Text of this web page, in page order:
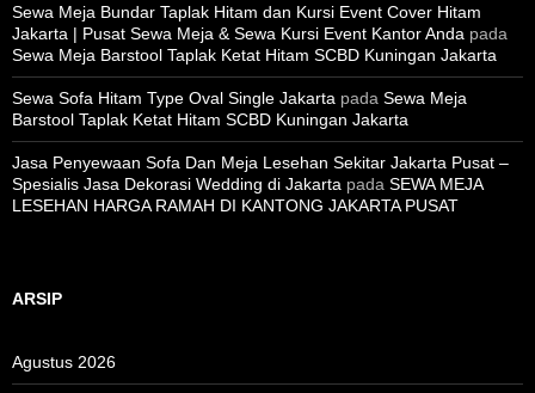
Sewa Meja Bundar Taplak Hitam dan Kursi Event Cover Hitam
Jakarta | Pusat Sewa Meja & Sewa Kursi Event Kantor Anda pada
Sewa Meja Barstool Taplak Ketat Hitam SCBD Kuningan Jakarta
Sewa Sofa Hitam Type Oval Single Jakarta pada Sewa Meja
Barstool Taplak Ketat Hitam SCBD Kuningan Jakarta
Jasa Penyewaan Sofa Dan Meja Lesehan Sekitar Jakarta Pusat –
Spesialis Jasa Dekorasi Wedding di Jakarta pada SEWA MEJA
LESEHAN HARGA RAMAH DI KANTONG JAKARTA PUSAT
ARSIP
Agustus 2026